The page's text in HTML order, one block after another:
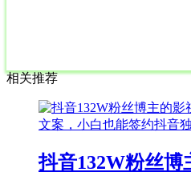
相关推荐
抖音132W粉丝